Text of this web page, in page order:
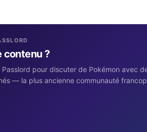
contenu ?
Passlord pour discuter de Pokémon avec
— la plus ancienne communauté